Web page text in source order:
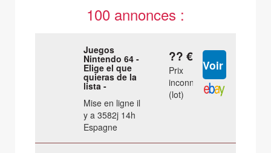
100 annonces :
Juegos
Nintendo 64 -
Elige el que
quieras de la
lista -
Mise en ligne il
y a 3582j 14h
Espagne
?? €
Prix
inconnu
(lot)